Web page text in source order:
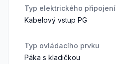
Typ elektrického připojení
Kabelový vstup PG
Typ ovládacího prvku
Páka s kladičkou